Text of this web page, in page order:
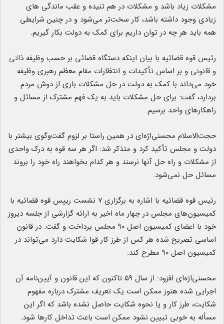
مشکلات زیاد باشد و مشکلات در هم تنیده و عقب ماندگی های
زیادی وجود داشته باشد، کار سخت‌تر می‌شود و در چنین شرایطی
همه باید هر چه در توان داریم برای کمک به دولت بکار گیریم.
رئیس قوه قضائیه با بیان اینکه دستگاه قضائی بر حسب وظیفه ذاتی
و قانونی و بر اساس تأکیدات و انتظارات مقام معظم رهبری وظیفه
خود می‌داند با کمک به دولت در حل مشکلات باری از دوش مردم
بردارد، گفت: برای حل مشکلات باید به یک فهم مشترک از مسائل و
راهکارهای واحد برسیم.
حجت‌الاسلام محسنی‌اژه‌ای در همین راستا بر لزوم گفت‌وگوی بیشتر با
دولت و مجلس تأکید کرد و متذکر شد: اگر هر سه قوه به درک واحدی
از مشکلات و راه حل آنها نرسند و هر کدام بخواهند راه خود را بروند
مسائل حل نمی‌شود.
رئیس قوه قضائیه با اشاره به برگزاری ۷ نشست رییس قوه قضائیه با
کمیسیون‌های مجلس در چهار ماه اخیر به ارائه گزارشی از جلسه دیروز
خود با اعضای کمیسیون اصل ۹۰ مجلس پرداخت و گفت: در قانون
اساسی تصریح شده هر کس از طرز کار قوا شکایت دارد می‌تواند در
کمیسیون اصل ۹۰ مطرح کند.
محسنی‌اژه‌ای افزود: از سال ۵۹ تاکنون که این قانون و آیین‌نامه آن
اجرایی شده هنوز ممکن است یک تعریف مشترک درباره مفهوم
شکایت، طرز کار و یا نحوه شکایت حاصل نشده باشد که اگر این
مسأله به خوبی تبیین نشود ممکن است باعث تداخل کارها شود.